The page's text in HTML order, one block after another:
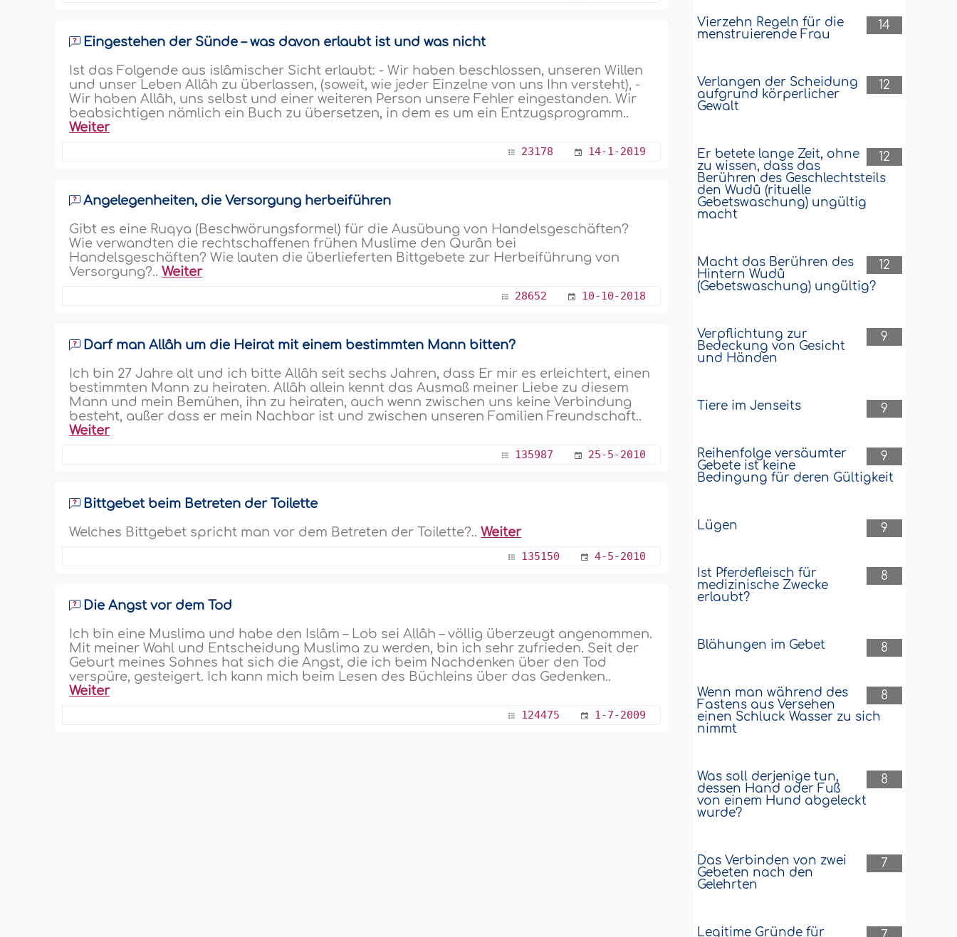
Eingestehen der Sünde – was davon erlaubt ist und was nicht
Ist das Folgende aus islâmischer Sicht erlaubt: - Wir haben beschlossen, unseren Willen
und unser Leben Allâh zu überlassen, (soweit, wie jeder Einzelne von uns Ihn versteht), -
Wir haben Allâh, uns selbst und einer weiteren Person unsere Fehler eingestanden. Wir
beabsichtigen nämlich ein Buch zu übersetzen, in dem es um ein Entzugsprogramm..
Weiter
23178 14-1-2019
Angelegenheiten, die Versorgung herbeiführen
Gibt es eine Ruqya (Beschwörungsformel) für die Ausübung von Handelsgeschäften?
Wie verwandten die rechtschaffenen frühen Muslime den Qurân bei
Handelsgeschäften? Wie lauten die überlieferten Bittgebete zur Herbeiführung von
Versorgung?..Weiter
28652 10-10-2018
Darf man Allâh um die Heirat mit einem bestimmten Mann bitten?
Ich bin 27 Jahre alt und ich bitte Allâh seit sechs Jahren, dass Er mir es erleichtert, einen
bestimmten Mann zu heiraten. Allâh allein kennt das Ausmaß meiner Liebe zu diesem
Mann und mein Bemühen, ihn zu heiraten, auch wenn zwischen uns keine Verbindung
besteht, außer dass er mein Nachbar ist und zwischen unseren Familien Freundschaft..
Weiter
135987 25-5-2010
Bittgebet beim Betreten der Toilette
Welches Bittgebet spricht man vor dem Betreten der Toilette?..Weiter
135150 4-5-2010
Die Angst vor dem Tod
Ich bin eine Muslima und habe den Islâm – Lob sei Allâh – völlig überzeugt angenommen.
Mit meiner Wahl und Entscheidung Muslima zu werden, bin ich sehr zufrieden. Seit der
Geburt meines Sohnes hat sich die Angst, die ich beim Nachdenken über den Tod
verspüre, gesteigert. Ich kann mich beim Lesen des Büchleins über das Gedenken..
Weiter
124475 1-7-2009
14
Vierzehn Regeln für die
menstruierende Frau
12
Verlangen der Scheidung
aufgrund körperlicher
Gewalt
12
Er betete lange Zeit, ohne
zu wissen, dass das
Berühren des Geschlechtsteils
den Wudû (rituelle
Gebetswaschung) ungültig
macht
12
Macht das Berühren des
Hintern Wudû
(Gebetswaschung) ungültig?
9
Verpflichtung zur
Bedeckung von Gesicht
und Händen
9
Tiere im Jenseits
9
Reihenfolge versäumter
Gebete ist keine
Bedingung für deren Gültigkeit
9
Lügen
8
Ist Pferdefleisch für
medizinische Zwecke
erlaubt?
8
Blähungen im Gebet
8
Wenn man während des
Fastens aus Versehen
einen Schluck Wasser zu sich
nimmt
8
Was soll derjenige tun,
dessen Hand oder Fuß
von einem Hund abgeleckt
wurde?
7
Das Verbinden von zwei
Gebeten nach den
Gelehrten
Legitime Gründe für